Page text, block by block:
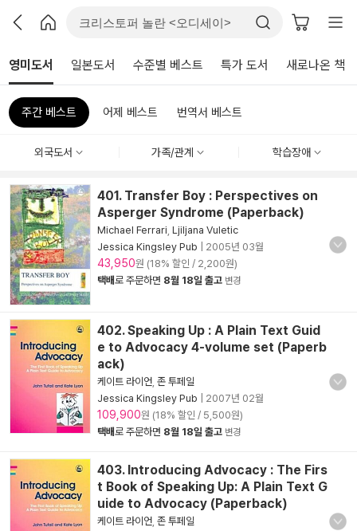
영미도서 일본도서 수준별 베스트 특가 도서 새로나온 책
주간 베스트 어제 베스트 번역서 베스트
외국도서 가족/관계 학습장애
401. Transfer Boy : Perspectives on
Asperger Syndrome (Paperback)
Michael Ferrari Ljiljana Vuletic
Jessica Kingsley Pub
2005년 03월
43,950원 (18% 할인 / 2,200원)
택배로 주문하면 8월 18일 출고 변경
402. Speaking Up : A Plain Text Guid
e to Advocacy 4-volume set (Paperb
ack)
케이트 라이언 존 투페일
Jessica Kingsley Pub
2007년 02월
109,900원 (18% 할인 / 5,500원)
택배로 주문하면 8월 18일 출고 변경
403. Introducing Advocacy : The Firs
t Book of Speaking Up: A Plain Text G
uide to Advocacy (Paperback)
케이트 라이언 존 투페일